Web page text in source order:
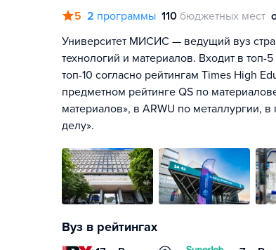
5 2 программы 110 бюджетных мест
Университет МИСИС — ведущий вуз
технологий и материалов. Входит в
топ-10 согласно рейтингам Times High
предметном рейтинге QS по
материалов», в ARWU по металлургии,
делу».
Вуз в рейтингах